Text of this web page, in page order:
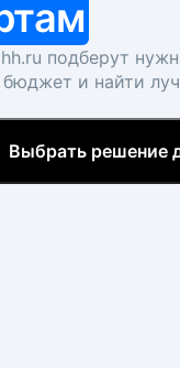
подберут
бюджет и найти
Выбрать решение